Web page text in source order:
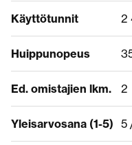
Käyttötunnit 2
Huippunopeus
Ed. omistajien lkm. 2
Yleisarvosana (1-5) 5